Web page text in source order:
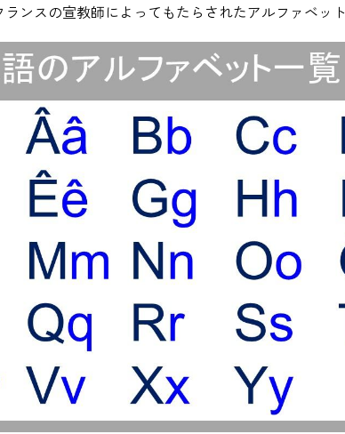
ンスの宣教師によってもたらされたアルファベット